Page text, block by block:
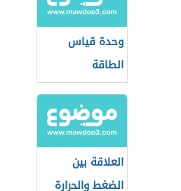
وحدة قياس
الطاقة
العلاقة بين
الضغط والحرارة